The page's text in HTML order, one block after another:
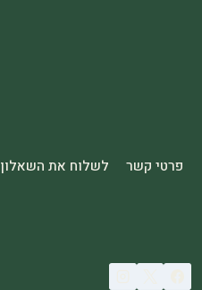
פרטי קשר לשלוח את השאלון